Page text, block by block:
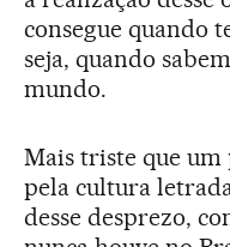
consegue quando
seja, quando
mundo.
Mais triste que um
pela cultura
desse desprezo,